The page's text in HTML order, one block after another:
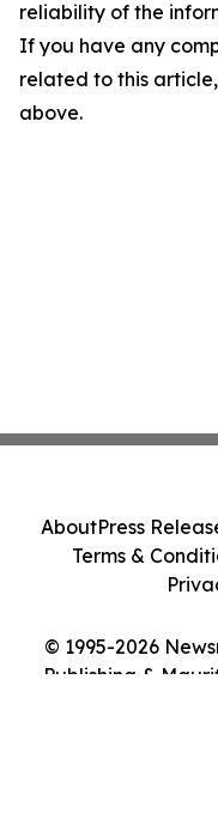
reliability of the
If you have any
related to this
above.
© 1995-2026
Publishing &
AboutPress
Terms &